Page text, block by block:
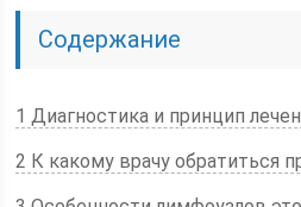
Содержание
1 Диагностика и принцип
2 К какому врачу обратиться